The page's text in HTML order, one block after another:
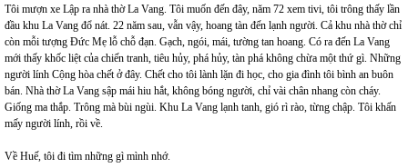
Tôi mượn xe Lập ra nhà thờ La Vang. Tôi muốn đến đây, năm 72 xem tivi, tôi trông thấy lần
đầu khu La Vang đổ nát. 22 năm sau, vẫn vậy, hoang tàn đến lạnh người. Cả khu nhà thờ chỉ
còn mỗi tượng Đức Mẹ lỗ chỗ đạn. Gạch, ngói, mái, tường tan hoang. Có ra đến La Vang
mới thấy khốc liệt của chiến tranh, tiêu hủy, phá hủy, tàn phá không chừa một thứ gì. Những
người lính Cộng hòa chết ở đây. Chết cho tôi lành lặn đi học, cho gia đình tôi bình an buôn
bán. Nhà thờ La Vang sập mái hiu hắt, không bóng người, chỉ vài chân nhang còn cháy.
Giống ma thắp. Trông mà bùi ngùi. Khu La Vang lạnh tanh, gió rì rào, từng chập. Tôi khấn
mấy người lính, rồi về.
Về Huế, tôi đi tìm những gì mình nhớ.